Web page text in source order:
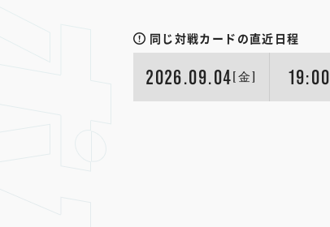
同じ対戦カードの直近日程
2026.09.04 [金] 19:00